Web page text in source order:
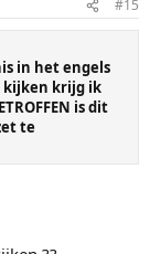
#15
in het engels
kijken krijg ik
is dit
te